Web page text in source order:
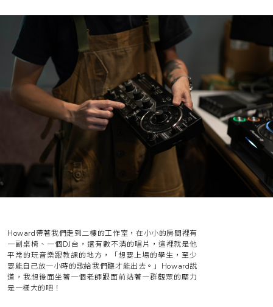
Howard帶著我們走到二樓的工作室，在小小的房間裡有
一副桌椅、一個DJ台，還有數不清的唱片，這裡就是他
平常的玩音樂跟教課的地方，「想要上場的學生，至少
要能自己放一小時的歌給我們聽才能出去。」Howard說
道，我想後面坐著一個老師跟面前站著一群觀眾的壓力
是一樣大的吧！